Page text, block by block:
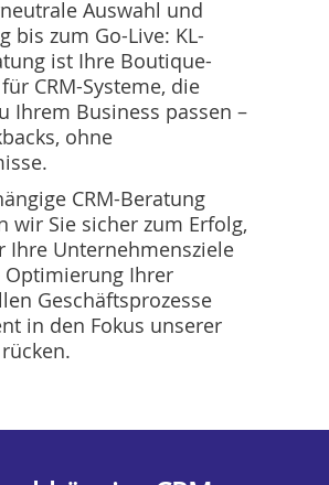
Auswahl und
bis zum Go-Live: KL-
ist Ihre Boutique-
CRM-Systeme, die
Ihrem Business passen –
ohne
CRM-Beratung
wir Sie sicher zum Erfolg,
Ihre Unternehmensziele
Optimierung Ihrer
Geschäftsprozesse
in den Fokus unserer